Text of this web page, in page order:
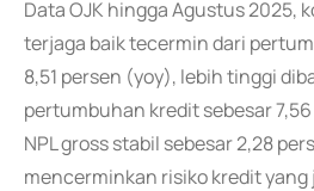
Data OJK hingga Agustus 2025,
terjaga baik tecermin dari
8,51 persen (yoy), lebih tinggi
pertumbuhan kredit sebesar
NPL gross stabil sebesar 2,28
mencerminkan risiko kredit